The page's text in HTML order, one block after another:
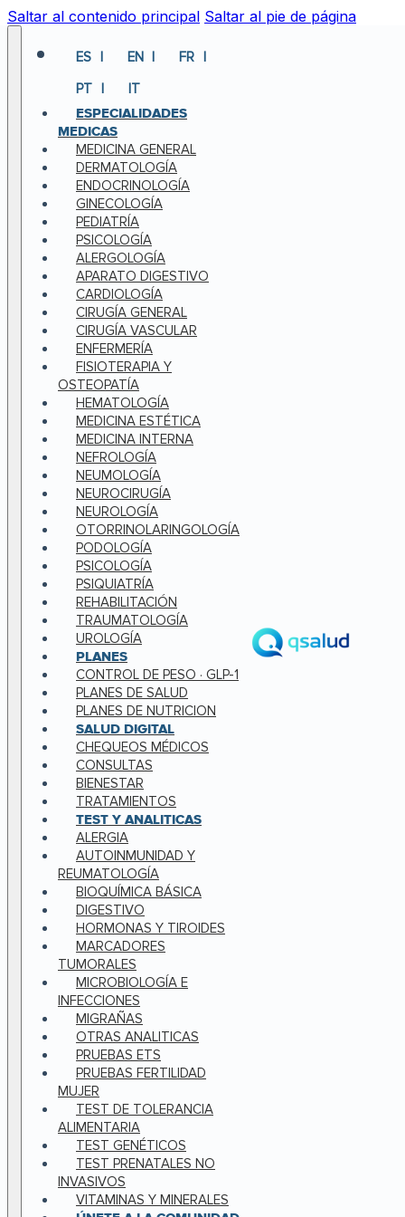
Saltar al contenido principal Saltar al pie de página
ES EN
FR
PT
IT
ESPECIALIDADES
MEDICAS
MEDICINA GENERAL
DERMATOLOGÍA
ENDOCRINOLOGÍA
GINECOLOGÍA
PEDIATRÍA
PSICOLOGÍA
ALERGOLOGÍA
APARATO DIGESTIVO
CARDIOLOGÍA
CIRUGÍA GENERAL
CIRUGÍA VASCULAR
ENFERMERÍA
FISIOTERAPIA Y
OSTEOPATÍA
HEMATOLOGÍA
MEDICINA ESTÉTICA
MEDICINA INTERNA
NEFROLOGÍA
NEUMOLOGÍA
NEUROCIRUGÍA
NEUROLOGÍA
OTORRINOLARINGOLOGÍA
PODOLOGÍA
PSICOLOGÍA
PSIQUIATRÍA
REHABILITACIÓN
TRAUMATOLOGÍA
UROLOGÍA
PLANES
CONTROL DE PESO · GLP-1
PLANES DE SALUD
PLANES DE NUTRICION
SALUD DIGITAL
CHEQUEOS MÉDICOS
CONSULTAS
BIENESTAR
TRATAMIENTOS
TEST Y ANALITICAS
ALERGIA
AUTOINMUNIDAD Y
REUMATOLOGÍA
BIOQUÍMICA BÁSICA
DIGESTIVO
HORMONAS Y TIROIDES
MARCADORES
TUMORALES
MICROBIOLOGÍA E
INFECCIONES
MIGRAÑAS
OTRAS ANALITICAS
PRUEBAS ETS
PRUEBAS FERTILIDAD
MUJER
TEST DE TOLERANCIA
ALIMENTARIA
TEST GENÉTICOS
TEST PRENATALES NO
INVASIVOS
VITAMINAS Y MINERALES